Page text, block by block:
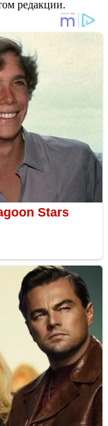
редакции.